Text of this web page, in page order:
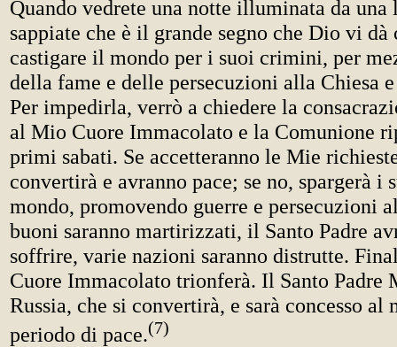
Quando vedrete una notte illuminata da una
sappiate che è il grande segno che Dio vi dà
castigare il mondo per i suoi crimini, per
della fame e delle persecuzioni alla Chiesa
Per impedirla, verrò a chiedere la
al Mio Cuore Immacolato e la Comunione
primi sabati. Se accetteranno le Mie
convertirà e avranno pace; se no, spargerà i
mondo, promovendo guerre e persecuzioni
buoni saranno martirizzati, il Santo Padre
soffrire, varie nazioni saranno distrutte.
Cuore Immacolato trionferà. Il Santo Padre
Russia, che si convertirà, e sarà concesso al
periodo di pace.(7)